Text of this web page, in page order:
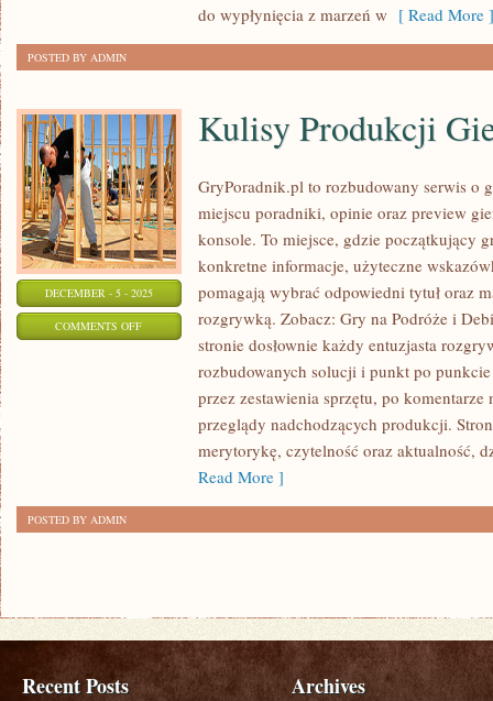
do wypłynięcia z marzeń w [ Read More ]
POSTED BY ADMIN
DECEMBER - 5 - 2025
COMMENTS OFFON
PRODUKCJI
Kulisy Produkcji
GryPoradnik.pl to rozbudowany serwis o
miejscu poradniki, opinie oraz preview
konsole. To miejsce, gdzie początkujący
konkretne informacje, użyteczne
pomagają wybrać odpowiedni tytuł oraz
rozgrywką. Zobacz: Gry na Podróże i
stronie dosłownie każdy entuzjasta
rozbudowanych solucji i punkt po
przez zestawienia sprzętu, po
przeglądy nadchodzących produkcji.
merytorykę, czytelność oraz aktualność,
Read More ]
POSTED BY ADMIN
Recent Posts Archives